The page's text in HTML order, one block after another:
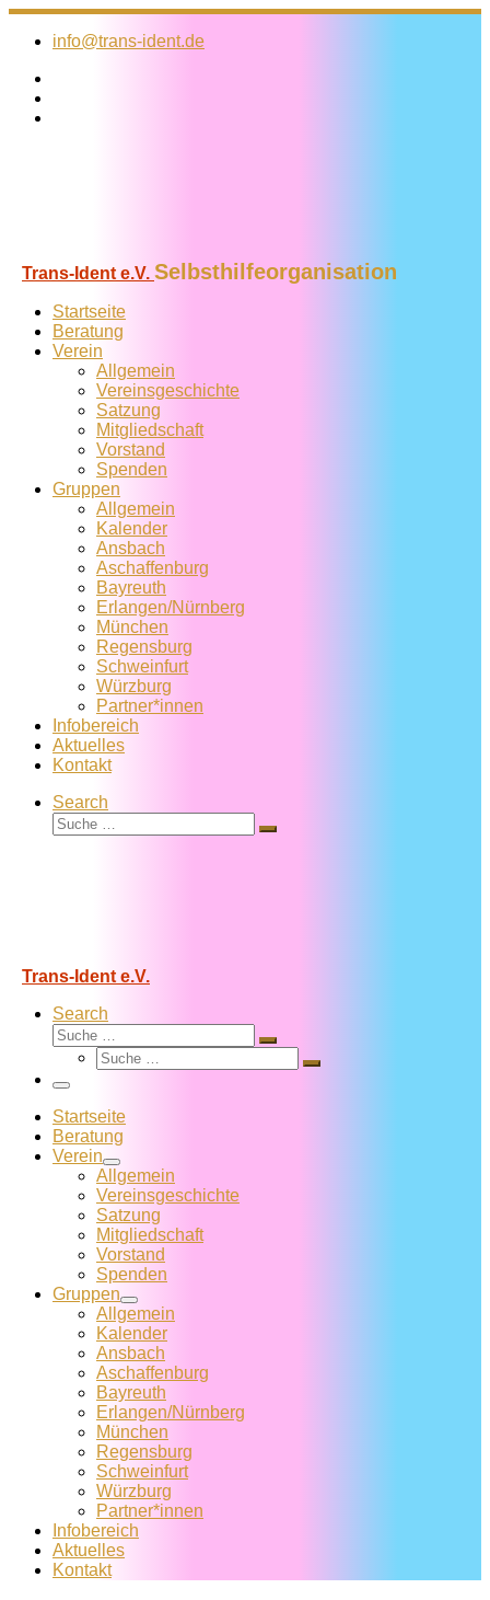
Zum
Inhalt
info@trans-ident.de
Trans-Ident e.V. Selbsthilfeorganisation
Startseite
Beratung
Verein
Allgemein
Vereins­geschichte
Satzung
Mitglied­schaft
Vorstand
Spenden
Gruppen
Allgemein
Kalender
Ansbach
Aschaffenburg
Bayreuth
Erlangen/Nürnberg
München
Regensburg
Schweinfurt
Würzburg
Partner*innen
Infobereich
Aktuelles
Kontakt
Search
Suche
Suche
Trans-Ident e.V.
Search
Suche
Suche
Suche
Suche
Menü
Startseite
Beratung
Verein
Allgemein
Vereins­geschichte
Satzung
Mitglied­schaft
Vorstand
Spenden
Gruppen
Allgemein
Kalender
Ansbach
Aschaffenburg
Bayreuth
Erlangen/Nürnberg
München
Regensburg
Schweinfurt
Würzburg
Partner*innen
Infobereich
Aktuelles
Kontakt